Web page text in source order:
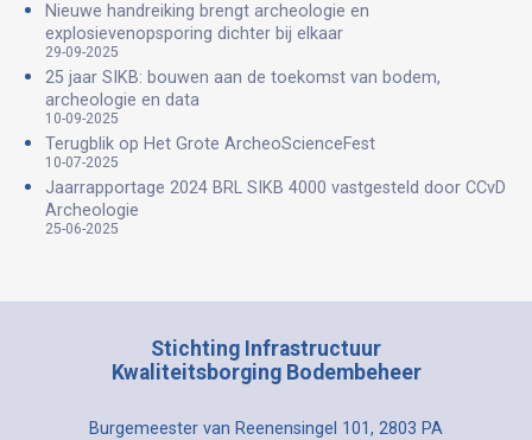
Nieuwe handreiking brengt archeologie en
explosievenopsporing dichter bij elkaar
29-09-2025
25 jaar SIKB: bouwen aan de toekomst van bodem,
archeologie en data
10-09-2025
Terugblik op Het Grote ArcheoScienceFest
10-07-2025
Jaarrapportage 2024 BRL SIKB 4000 vastgesteld door CCvD
Archeologie
25-06-2025
Stichting Infrastructuur
Kwaliteitsborging Bodembeheer
Burgemeester van Reenensingel 101, 2803 PA